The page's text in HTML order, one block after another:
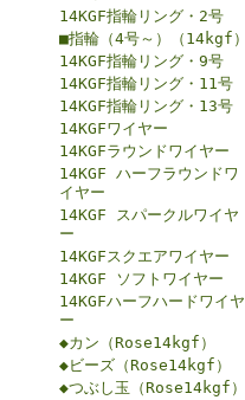
14KGF指輪リング・2号
■指輪（4号～）（14kgf）
14KGF指輪リング・9号
14KGF指輪リング・11号
14KGF指輪リング・13号
14KGFワイヤー
14KGFラウンドワイヤー
14KGF ハーフラウンドワ
イヤー
14KGF スパークルワイヤ
ー
14KGFスクエアワイヤー
14KGF ソフトワイヤー
14KGFハーフハードワイヤ
ー
◆カン（Rose14kgf）
◆ビーズ（Rose14kgf）
◆つぶし玉（Rose14kgf）